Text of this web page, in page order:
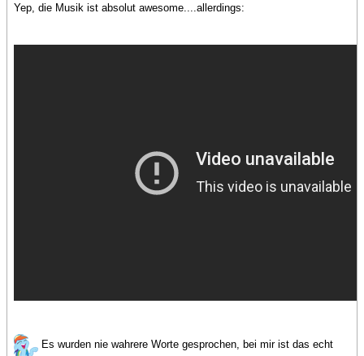
Yep, die Musik ist absolut awesome....allerdings:
Es wurden nie wahrere Worte gesprochen, bei mir ist das echt